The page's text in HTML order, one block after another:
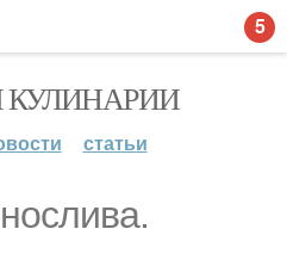
статьи
5